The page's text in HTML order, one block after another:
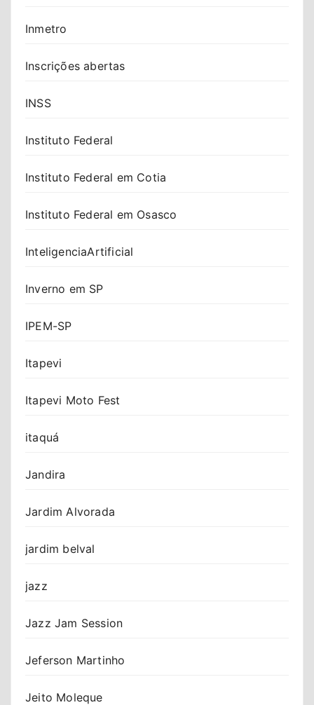
Inmetro
Inscrições abertas
INSS
Instituto Federal
Instituto Federal em Cotia
Instituto Federal em Osasco
InteligenciaArtificial
Inverno em SP
IPEM-SP
Itapevi
Itapevi Moto Fest
itaquá
Jandira
Jardim Alvorada
jardim belval
jazz
Jazz Jam Session
Jeferson Martinho
Jeito Moleque